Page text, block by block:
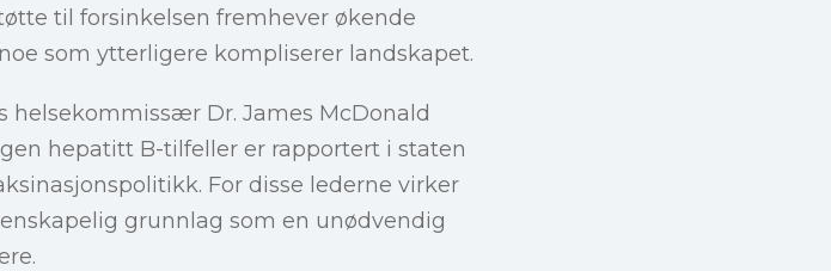
til forsinkelsen fremhever økende
som ytterligere kompliserer landskapet.
helsekommissær Dr. James McDonald
hepatitt B-tilfeller er rapportert i staten
For disse lederne virker
grunnlag som en unødvendig